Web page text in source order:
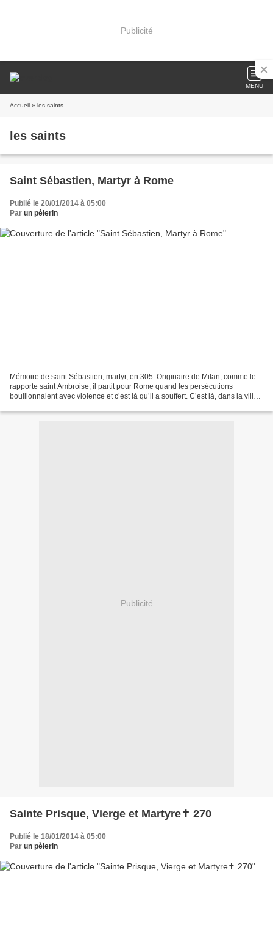
Publicité
MENU
Accueil » les saints
les saints
Saint Sébastien, Martyr à Rome
Publié le 20/01/2014 à 05:00
Par un pèlerin
Mémoire de saint Sébastien, martyr, en 305. Originaire de Milan, comme le
rapporte saint Ambroise, il partit pour Rome quand les persécutions
bouillonnaient avec violence et c’est là qu’il a souffert. C’est là, dans la ville
Publicité
Sainte Prisque, Vierge et Martyre✝ 270
Publié le 18/01/2014 à 05:00
Par un pèlerin